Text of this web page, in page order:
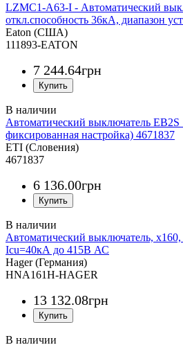
LZMC1-A63-I - Автоматический
откл.способность 36кА, диапазон
Eaton (США)
111893-EATON
7 244.64грн
Автоматический выключатель EB2S
фиксированная настройка) 4671837
ETI (Словения)
4671837
6 136.00грн
Автоматический выключатель,
Icu=40кА до 415В АС
Hager (Германия)
HNA161H-HAGER
13 132.08грн